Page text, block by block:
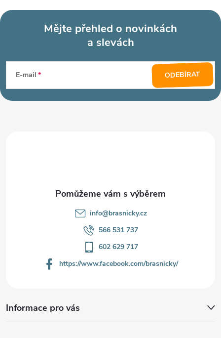
p
Mějte přehled o novinkách
a slevách
E-mail ODEBÍRAT
info@brasnicky.cz
566 531 737
602 629 717
https://www.facebook.com/brasnicky/
Informace pro vás